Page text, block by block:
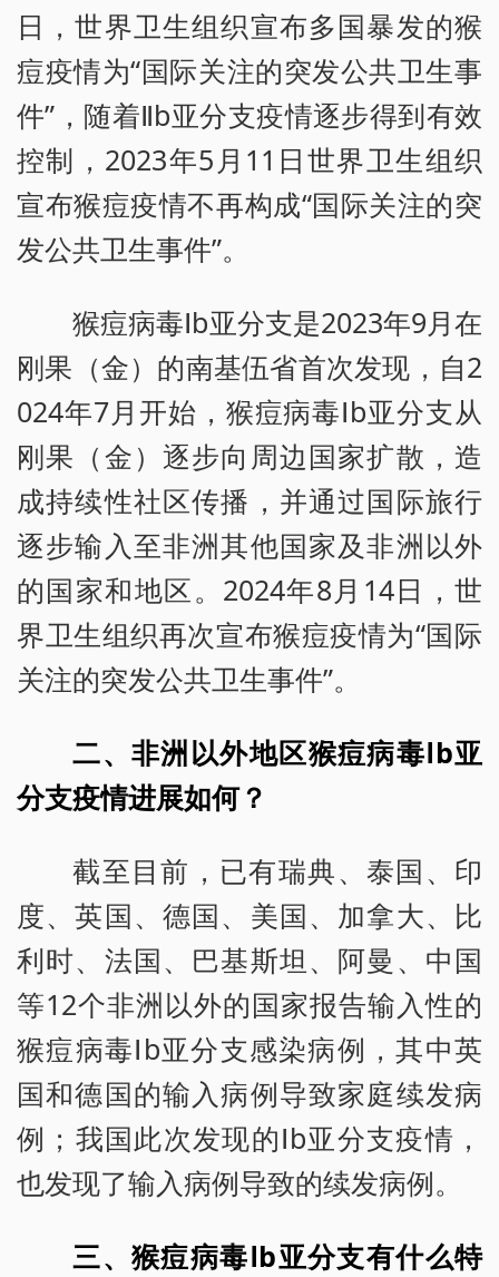
日，世界卫生组织宣布多国暴发的猴
痘疫情为“国际关注的突发公共卫生事
件”，随着Ⅱb亚分支疫情逐步得到有效
控制，2023年5月11日世界卫生组织
宣布猴痘疫情不再构成“国际关注的突
发公共卫生事件”。
猴痘病毒Ⅰb亚分支是2023年9月在
刚果（金）的南基伍省首次发现，自2
024年7月开始，猴痘病毒Ⅰb亚分支从
刚果（金）逐步向周边国家扩散，造
成持续性社区传播，并通过国际旅行
逐步输入至非洲其他国家及非洲以外
的国家和地区。2024年8月14日，世
界卫生组织再次宣布猴痘疫情为“国际
关注的突发公共卫生事件”。
二、非洲以外地区猴痘病毒Ⅰb亚
分支疫情进展如何？
截至目前，已有瑞典、泰国、印
度、英国、德国、美国、加拿大、比
利时、法国、巴基斯坦、阿曼、中国
等12个非洲以外的国家报告输入性的
猴痘病毒Ⅰb亚分支感染病例，其中英
国和德国的输入病例导致家庭续发病
例；我国此次发现的Ⅰb亚分支疫情，
也发现了输入病例导致的续发病例。
三、猴痘病毒Ⅰb亚分支有什么特